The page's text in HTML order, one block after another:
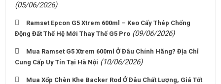
(05/06/2026)
Ramset Epcon G5 Xtrem 600ml – Keo Cấy Thép Chống
Động Đất Thế Hệ Mới Thay Thế G5 Pro (09/06/2026)
Mua Ramset G5 Xtrem 600ml Ở Đâu Chính Hãng? Địa Chỉ
Cung Cấp Uy Tín Tại Hà Nội (10/06/2026)
Mua Xốp Chèn Khe Backer Rod Ở Đâu Chất Lượng, Giá Tốt